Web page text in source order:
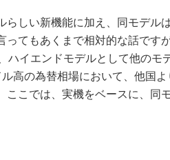
しい新機能に加え、同モデル
ってもあくまで相対的な話です
ハイエンドモデルとして他のモ
高の為替相場において、他国よ
ここでは、実機をベースに、同